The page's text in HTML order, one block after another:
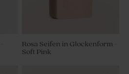
Rosa Seifen in Glockenform -
Soft Pink